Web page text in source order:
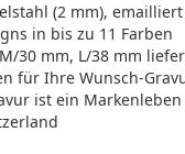
(2 mm), emailliert
in bis zu 11 Farben
30 mm, L/38 mm
für Ihre Wunsch-
ist ein